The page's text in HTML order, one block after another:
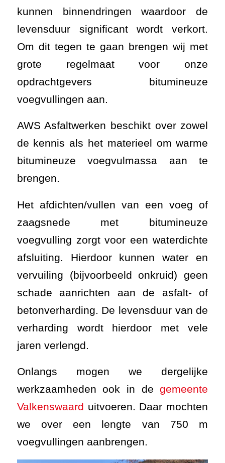
kunnen binnendringen waardoor de
levensduur significant wordt verkort.
Om dit tegen te gaan brengen wij met
grote regelmaat voor onze
opdrachtgevers bitumineuze
voegvullingen aan.
AWS Asfaltwerken beschikt over zowel
de kennis als het materieel om warme
bitumineuze voegvulmassa aan te
brengen.
Het afdichten/vullen van een voeg of
zaagsnede met bitumineuze
voegvulling zorgt voor een waterdichte
afsluiting. Hierdoor kunnen water en
vervuiling (bijvoorbeeld onkruid) geen
schade aanrichten aan de asfalt- of
betonverharding. De levensduur van de
verharding wordt hierdoor met vele
jaren verlengd.
Onlangs mogen we dergelijke
werkzaamheden ook in degemeente
Valkenswaard uitvoeren. Daar mochten
we over een lengte van 750 m
voegvullingen aanbrengen.